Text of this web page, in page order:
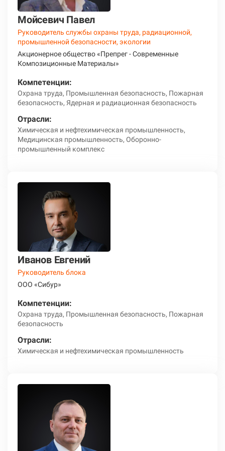
Мойсевич Павел
Руководитель службы охраны труда, радиационной,
промышленной безопасности, экологии
Акционерное общество «Препрег - Современные
Композиционные Материалы»
Компетенции:
Охрана труда, Промышленная безопасность, Пожарная
безопасность, Ядерная и радиационная безопасность
Отрасли:
Химическая и нефтехимическая промышленность,
Медицинская промышленность, Оборонно-
промышленный комплекс
Иванов Евгений
Руководитель блока
ООО «Сибур»
Компетенции:
Охрана труда, Промышленная безопасность, Пожарная
безопасность
Отрасли:
Химическая и нефтехимическая промышленность